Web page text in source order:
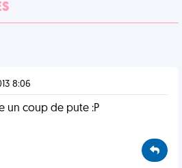
8:06
un coup de pute :P